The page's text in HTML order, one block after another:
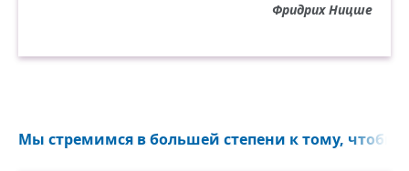
Фридрих Ницше
Мы стремимся в большей степени к тому, чтобы